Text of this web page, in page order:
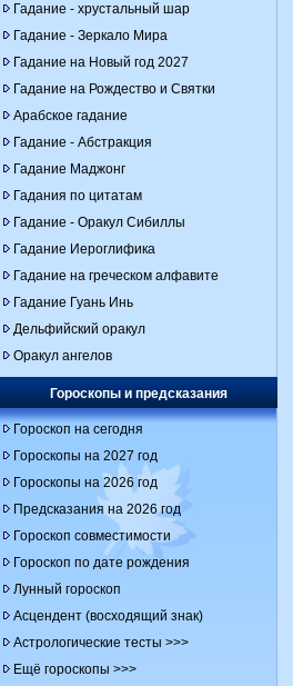
Гадание - хрустальный шар
Гадание - Зеркало Мира
Гадание на Новый год 2027
Гадание на Рождество и Святки
Арабское гадание
Гадание - Абстракция
Гадание Маджонг
Гадания по цитатам
Гадание - Оракул Сибиллы
Гадание Иероглифика
Гадание на греческом алфавите
Гадание Гуань Инь
Дельфийский оракул
Оракул ангелов
Гороскопы и предсказания
Гороскоп на сегодня
Гороскопы на 2027 год
Гороскопы на 2026 год
Предсказания на 2026 год
Гороскоп совместимости
Гороскоп по дате рождения
Лунный гороскоп
Асцендент (восходящий знак)
Астрологические тесты >>>
Ещё гороскопы >>>